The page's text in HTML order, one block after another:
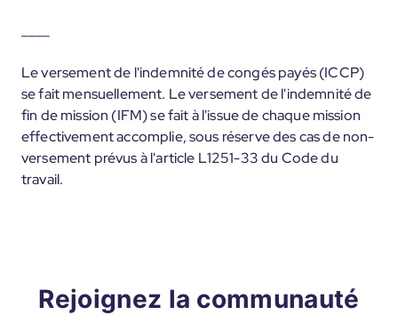
Le versement de l'indemnité de congés payés (ICCP)
se fait mensuellement. Le versement de l'indemnité de
fin de mission (IFM) se fait à l'issue de chaque mission
effectivement accomplie, sous réserve des cas de non-
versement prévus à l'article L1251-33 du Code du
travail.
Rejoignez la communauté